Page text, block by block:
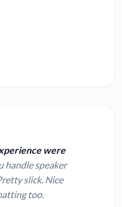
were
handle speaker
slick. Nice
too.